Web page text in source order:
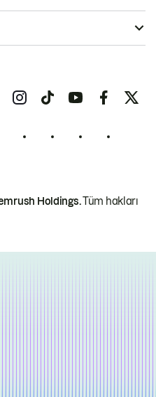
Holdings.Tüm hakları